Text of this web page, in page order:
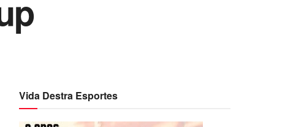
Vida Destra Esportes